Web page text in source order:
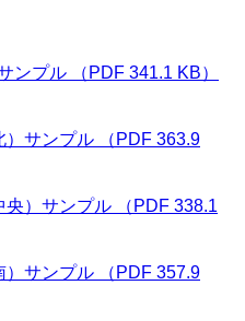
ンプル （PDF 341.1 KB）
サンプル （PDF 363.9
）サンプル （PDF 338.1
サンプル （PDF 357.9